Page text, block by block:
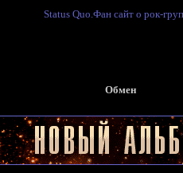
Status Quo.Фан сайт о рок-
Обмен